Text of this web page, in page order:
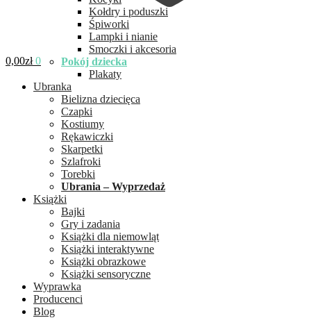
0,00zł 0
Kołdry i poduszki
Śpiworki
Lampki i nianie
Smoczki i akcesoria
Pokój dziecka
Plakaty
Ubranka
Bielizna dziecięca
Czapki
Kostiumy
Rękawiczki
Skarpetki
Szlafroki
Torebki
Ubrania – Wyprzedaż
Książki
Bajki
Gry i zadania
Książki dla niemowląt
Książki interaktywne
Książki obrazkowe
Książki sensoryczne
Wyprawka
Producenci
Blog